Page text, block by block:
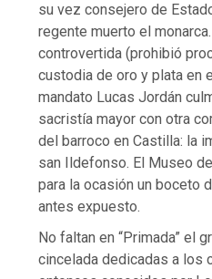
su vez consejero de
regente muerto el
controvertida (prohibió
custodia de oro y plata en
mandato Lucas Jordán
sacristía mayor con otra
del barroco en Castilla: la
san Ildefonso. El Museo
para la ocasión un boceto
antes expuesto.
No faltan en “Primada” el
cincelada dedicadas a los